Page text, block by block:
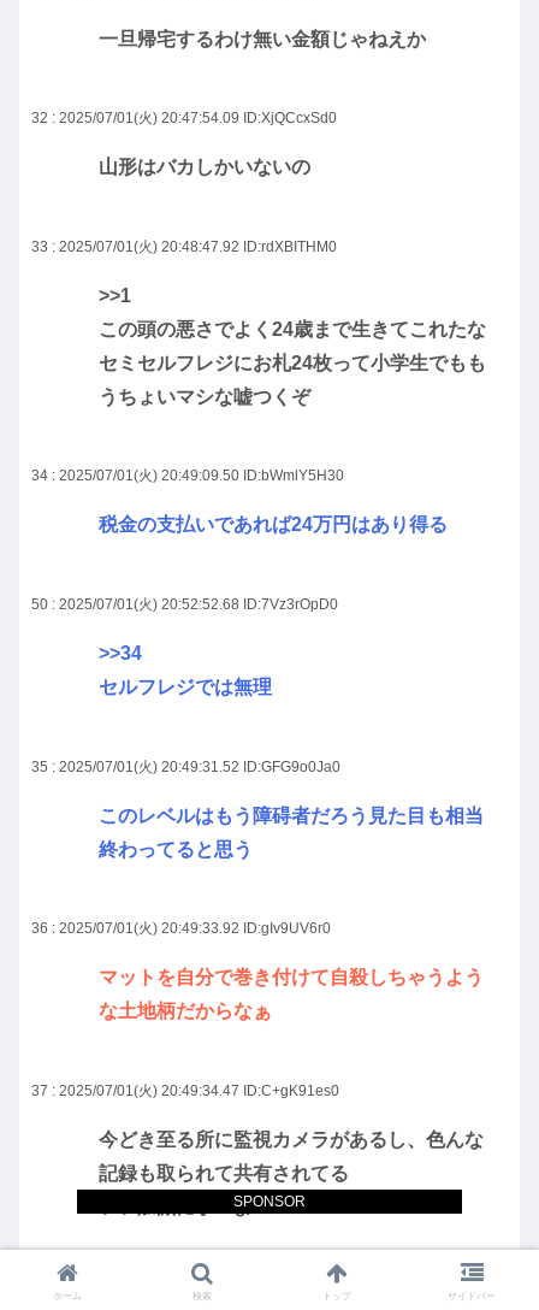
SPONSOR
一旦帰宅するわけ無い金額じゃねえか
32 : 2025/07/01(火) 20:47:54.09 ID:XjQCcxSd0
山形はバカしかいないの
33 : 2025/07/01(火) 20:48:47.92 ID:rdXBITHM0
>>1
この頭の悪さでよく24歳まで生きてこれたな
セミセルフレジにお札24枚って小学生でもも
うちょいマシな嘘つくぞ
34 : 2025/07/01(火) 20:49:09.50 ID:bWmlY5H30
税金の支払いであれば24万円はあり得る
50 : 2025/07/01(火) 20:52:52.68 ID:7Vz3rOpD0
>>34
セルフレジでは無理
35 : 2025/07/01(火) 20:49:31.52 ID:GFG9o0Ja0
このレベルはもう障碍者だろう見た目も相当
終わってると思う
36 : 2025/07/01(火) 20:49:33.92 ID:gIv9UV6r0
マットを自分で巻き付けて自殺しちゃうよう
な土地柄だからなぁ
37 : 2025/07/01(火) 20:49:34.47 ID:C+gK91es0
今どき至る所に監視カメラがあるし、色んな
記録も取られて共有されてる
いい加減に学べよ
38 : 2025/07/01(火) 20:50:17.30
ホーム 検索 トップ サイドバー